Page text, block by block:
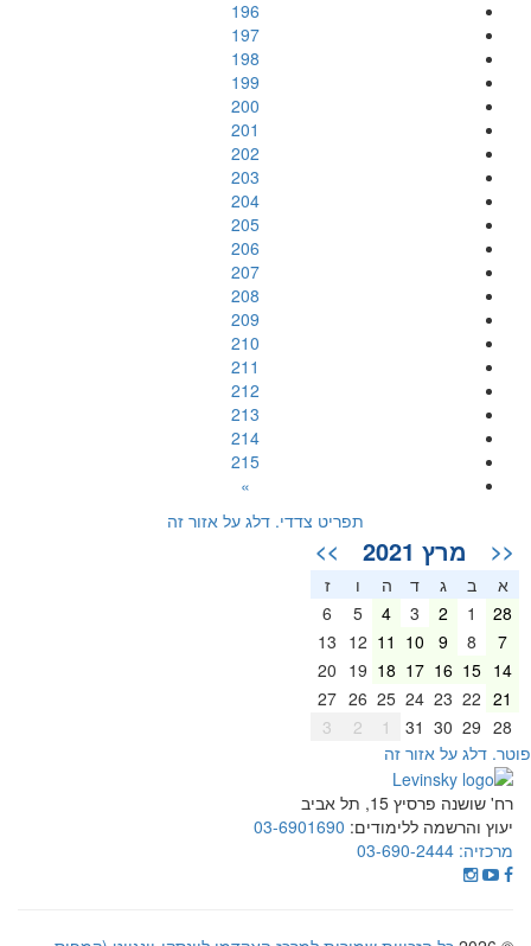
196
197
198
199
200
201
202
203
204
205
206
207
208
209
210
211
212
213
214
215
»
תפריט צדדי. דלג על אזור זה
<< מרץ 2021 >>
א ב ג ד ה
ז
28
2
3
4
5
6
7
8
9
10
11
12
13
14
15
16
17
18
19
20
21
22
23
24
25
26
27
28
29
30
31
2
3
דלג על אזור זה
רח' שושנה פרסיץ 15, תל אביב
יעוץ והרשמה ללימודים: 03-6901690
מרכזיה: 03-690-2444